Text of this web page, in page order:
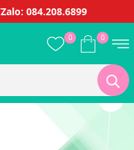
084.208.6899
0 0